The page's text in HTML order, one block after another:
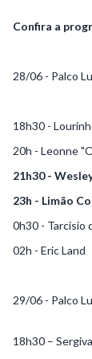
Confira a
28/06 - Palco
18h30 -
20h - Leonne
21h30 -
23h - Limão
0h30 - Tarcisio
02h - Eric Land
29/06 - Palco
18h30 –